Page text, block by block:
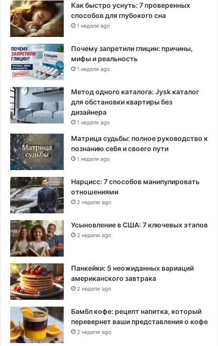
Как быстро уснуть: 7 проверенных
способов для глубокого сна
1 неделя ago
Почему запретили глицин: причины,
мифы и реальность
1 неделя ago
Метод одного каталога: Jysk каталог
для обстановки квартиры без
дизайнера
1 неделя ago
Матрица судьбы: полное руководство к
познанию себя и своего пути
1 неделя ago
Нарцисс: 7 способов манипулировать
отношениями
2 недели ago
Усыновление в США: 7 ключевых этапов
2 недели ago
Панкейки: 5 неожиданных вариаций
американского завтрака
2 недели ago
Бамбл кофе: рецепт напитка, который
перевернет ваши представления о кофе
2 недели ago